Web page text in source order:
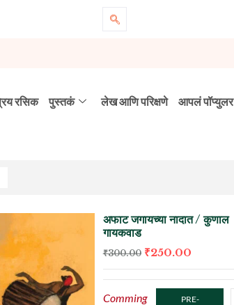
रसिक पुस्तकं लेख आणि परिक्षणे आपलं पॉप्युलर
अफाट जगायच्या नादात / कुणाल
गायकवाड
₹300.00 ₹250.00
Comming
PRE-